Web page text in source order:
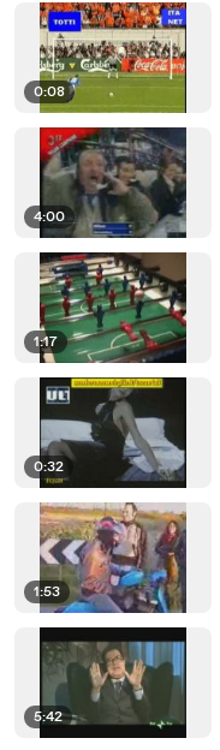
0:08
4:00
1:17
0:32
1:53
5:42